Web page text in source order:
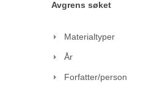
Avgrens søket
Materialtyper
År
Forfatter/person